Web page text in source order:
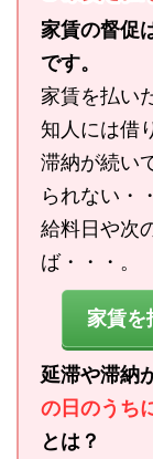
家賃の督促
です。
家賃を払い
知人には借
滞納が続い
られない・
給料日や次
ば・・・。
家賃を
延滞や滞納
の日のうち
とは？